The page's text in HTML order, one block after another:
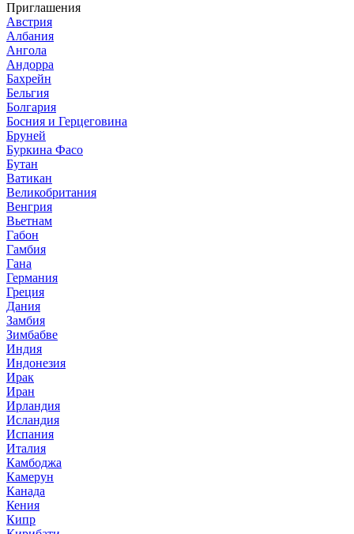
Приглашения
Австрия
Албания
Ангола
Андорра
Бахрейн
Бельгия
Болгария
Босния и Герцеговина
Бруней
Буркина Фасо
Бутан
Ватикан
Великобритания
Венгрия
Вьетнам
Габон
Гамбия
Гана
Германия
Греция
Дания
Замбия
Зимбабве
Индия
Индонезия
Ирак
Иран
Ирландия
Исландия
Испания
Италия
Камбоджа
Камерун
Канада
Кения
Кипр